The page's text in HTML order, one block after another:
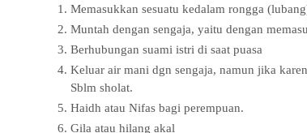
Memasukkan sesuatu kedalam rongga
Muntah dengan sengaja, yaitu dengan
Berhubungan suami istri di saat puasa
Keluar air mani dgn sengaja, namun jika
Sblm sholat.
Haidh atau Nifas bagi perempuan.
Gila atau hilang akal